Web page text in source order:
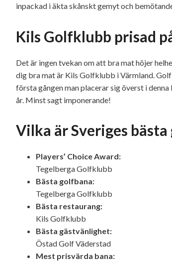
inpackad i äkta skånskt gemyt och
Kils Golfklubb prisad
Det är ingen tvekan om att bra mat höjer
dig bra mat är Kils Golfklubb i Värmland.
första gången man placerar sig överst i
år. Minst sagt imponerande!
Vilka är Sveriges
Players’ Choice Award:
Tegelberga Golfklubb
Bästa golfbana:
Tegelberga Golfklubb
Bästa restaurang:
Kils Golfklubb
Bästa gästvänlighet:
Östad Golf Väderstad
Mest prisvärda bana: